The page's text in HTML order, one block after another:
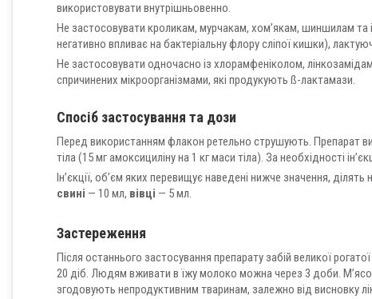
використовувати внутрішньовенно.
Не застосовувати кроликам, мурчакам, хом’якам, шиншилам
негативно впливає на бактеріальну флору сліпої кишки),
Не застосовувати одночасно із хлорамфеніколом,
спричинених мікроорганізмами, які продукують ß-лактамази.
Спосіб застосування та дози
Перед використанням флакон ретельно струшують. Препарат
тіла (15 мг амоксициліну на 1 кг маси тіла). За необхідності
Ін’єкції, об’єм яких перевищує наведені нижче значення, ділять
свині — 10 мл, вівці — 5 мл.
Застереження
Після останнього застосування препарату забій великої
20 діб. Людям вживати в їжу молоко можна через 3 доби. М’ясо
згодовують непродуктивним тваринам, залежно від висновку